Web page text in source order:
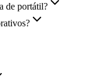
de portátil?